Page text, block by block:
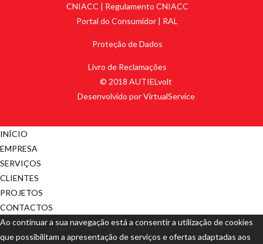
CNIACC | Regulamento CNIACC
Portal do Consumidor | RAL
Proteção de Dados
Livro de Reclamações
© 2018 AUTIELvolt
Desenvolvido por VirtualService
INÍCIO
EMPRESA
SERVIÇOS
CLIENTES
PROJETOS
CONTACTOS
Ao continuar a sua navegação está a consentir a utilização de cookies
que possibilitam a apresentação de serviços e ofertas adaptadas aos